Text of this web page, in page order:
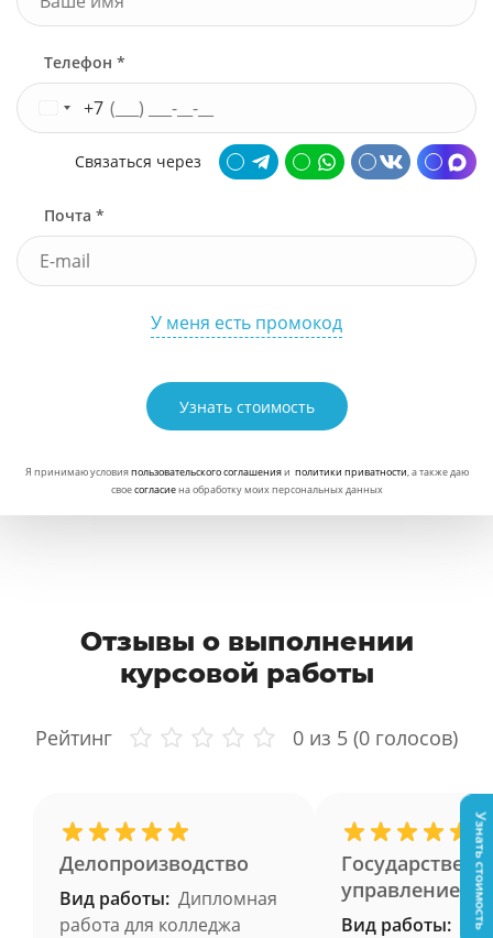
Телефон *
+7
Связаться через
Почта *
У меня есть промокод
Узнать стоимость
Я принимаю условияпользовательского соглашенияи политики приватности, а также даю
своесогласиена обработку моих персональных данных
Отзывы о выполнении
курсовой работы
Рейтинг 0 из 5 (0 голосов)
Делопроизводство
Вид работы: Дипломная
работа для колледжа
управление
Вид работы: Узнать стоимость